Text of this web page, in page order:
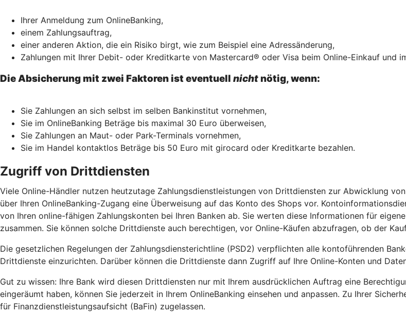
Ihrer Anmeldung zum OnlineBanking,
einem Zahlungsauftrag,
einer anderen Aktion, die ein Risiko birgt, wie zum Beispiel eine Adressänderung,
Zahlungen mit Ihrer Debit- oder Kreditkarte von Mastercard® oder Visa beim Online-Einkauf und
Die Absicherung mit zwei Faktoren ist eventuell nicht nötig, wenn:
Sie Zahlungen an sich selbst im selben Bankinstitut vornehmen,
Sie im OnlineBanking Beträge bis maximal 30 Euro überweisen,
Sie Zahlungen an Maut- oder Park-Terminals vornehmen,
Sie im Handel kontaktlos Beträge bis 50 Euro mit girocard oder Kreditkarte bezahlen.
Zugriff von Drittdiensten
Viele Online-Händler nutzen heutzutage Zahlungsdienstleistungen von Drittdiensten zur Abwicklung
über Ihren OnlineBanking-Zugang eine Überweisung auf das Konto des Shops vor.
von Ihren online-fähigen Zahlungskonten bei Ihren Banken ab. Sie werten diese Informationen für
zusammen. Sie können solche Drittdienste auch berechtigen, vor Online-Käufen abzufragen, ob der
Die gesetzlichen Regelungen der Zahlungsdiensterichtline (PSD2) verpflichten alle kontoführenden
Drittdienste einzurichten. Darüber können die Drittdienste dann Zugriff auf Ihre Online-Konten und
Gut zu wissen: Ihre Bank wird diesen Drittdiensten nur mit Ihrem ausdrücklichen Auftrag eine
eingeräumt haben, können Sie jederzeit in Ihrem OnlineBanking einsehen und anpassen. Zu Ihrer
für Finanzdienstleistungsaufsicht (BaFin) zugelassen.